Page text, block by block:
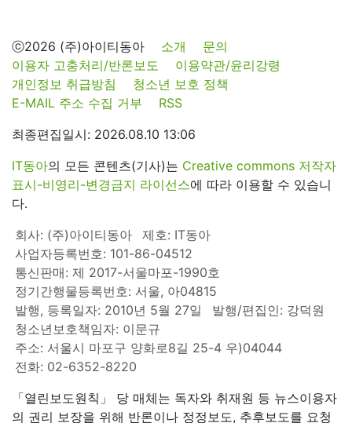
ⓒ2026 (주)아이티동아 소개
문의
이용자 고충처리/반론보도
이용약관/윤리강령
개인정보 취급방침
청소년 보호 정책
E-MAIL 주소 수집 거부
RSS
최종편집일시: 2026.08.10 13:06
IT동아의 모든 콘텐츠(기사)는 Creative commons 저작자
표시-비영리-변경금지 라이선스에 따라 이용할 수 있습니
다.
회사: (주)아이티동아
제호: IT동아
사업자등록번호: 101-86-04512
통신판매: 제 2017-서울마포-1990호
정기간행물등록번호: 서울, 아04815
발행, 등록일자: 2010년 5월 27일
발행/편집인: 강덕원
청소년보호책임자: 이문규
주소: 서울시 마포구 양화로8길 25-4 우)04044
전화: 02-6352-8220
「열린보도원칙」 당 매체는 독자와 취재원 등 뉴스이용자
의 권리 보장을 위해 반론이나 정정보도, 추후보도를 요청